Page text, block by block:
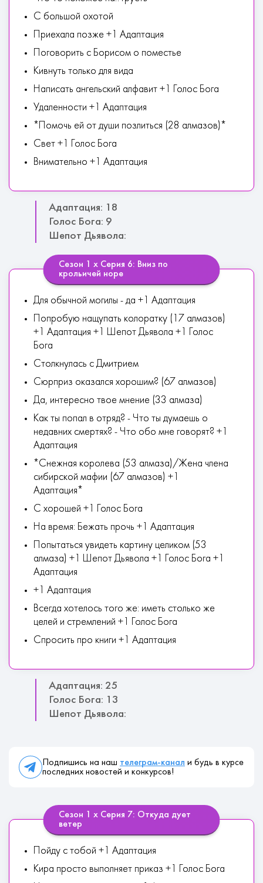
С большой охотой
Приехала позже +1 Адаптация
Поговорить с Борисом о поместье
Кивнуть только для вида
Написать ангельский алфавит +1 Голос Бога
Удаленности +1 Адаптация
*Помочь ей от души позлиться (28 алмазов)*
Свет +1 Голос Бога
Внимательно +1 Адаптация
Адаптация: 18
Голос Бога: 9
Шепот Дьявола:
Сезон 1 х Серия 6: Вниз по
крольичей норе
Для обычной могилы - да +1 Адаптация
Попробую нащупать колоратку (17 алмазов)
+1 Адаптация +1 Шепот Дьявола +1 Голос
Бога
Столкнулась с Дмитрием
Сюрприз оказался хорошим? (67 алмазов)
Да, интересно твое мнение (33 алмаза)
Как ты попал в отряд? - Что ты думаешь о
недавних смертях? - Что обо мне говорят? +1
Адаптация
*Снежная королева (53 алмаза)/Жена члена
сибирской мафии (67 алмазов) +1
Адаптация*
С хорошей +1 Голос Бога
На время: Бежать прочь +1 Адаптация
Попытаться увидеть картину целиком (53
алмаза) +1 Шепот Дьявола +1 Голос Бога +1
Адаптация
+1 Адаптация
Всегда хотелось того же: иметь столько же
целей и стремлений +1 Голос Бога
Спросить про книги +1 Адаптация
Адаптация: 25
Голос Бога: 13
Шепот Дьявола:
Подпишись на наш телеграм-канал и будь в курсе
последних новостей и конкурсов!
Сезон 1 х Серия 7: Откуда дует
ветер
Пойду с тобой +1 Адаптация
Кира просто выполняет приказ +1 Голос Бога